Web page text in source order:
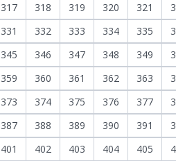
317 318 319 320 321
331 332 333 334 335
345 346 347 348 349
359 360 361 362 363
373 374 375 376 377
387 388 389 390 391
401 402 403 404 405